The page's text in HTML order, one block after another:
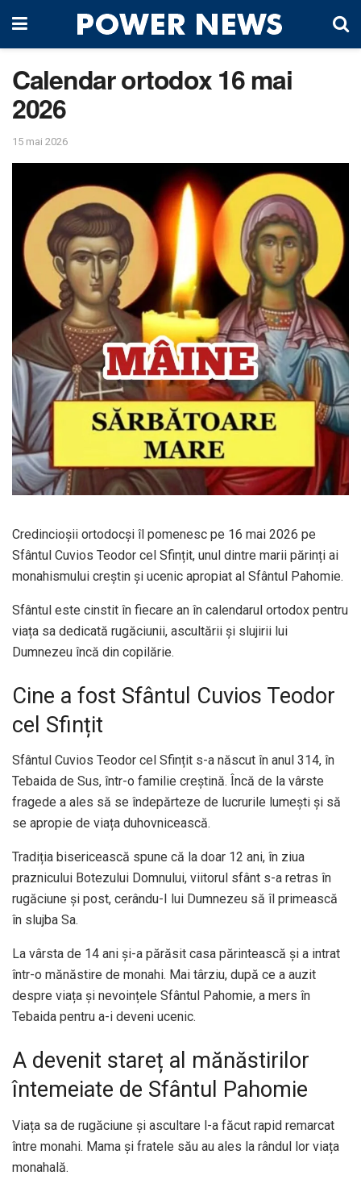
Calendar ortodox 16 mai
2026
15 mai 2026
Credincioșii ortodocși îl pomenesc pe 16 mai 2026 pe
Sfântul Cuvios Teodor cel Sfințit, unul dintre marii părinți ai
monahismului creștin și ucenic apropiat al Sfântul Pahomie.
Sfântul este cinstit în fiecare an în calendarul ortodox pentru
viața sa dedicată rugăciunii, ascultării și slujirii lui
Dumnezeu încă din copilărie.
Cine a fost Sfântul Cuvios Teodor
cel Sfințit
Sfântul Cuvios Teodor cel Sfințit s-a născut în anul 314, în
Tebaida de Sus, într-o familie creștină. Încă de la vârste
fragede a ales să se îndepărteze de lucrurile lumești și să
se apropie de viața duhovnicească.
Tradiția bisericească spune că la doar 12 ani, în ziua
praznicului Botezului Domnului, viitorul sfânt s-a retras în
rugăciune și post, cerându-I lui Dumnezeu să îl primească
în slujba Sa.
La vârsta de 14 ani și-a părăsit casa părintească și a intrat
într-o mănăstire de monahi. Mai târziu, după ce a auzit
despre viața și nevoințele Sfântul Pahomie, a mers în
Tebaida pentru a-i deveni ucenic.
A devenit stareț al mănăstirilor
întemeiate de Sfântul Pahomie
Viața sa de rugăciune și ascultare l-a făcut rapid remarcat
între monahi. Mama și fratele său au ales la rândul lor viața
monahală.